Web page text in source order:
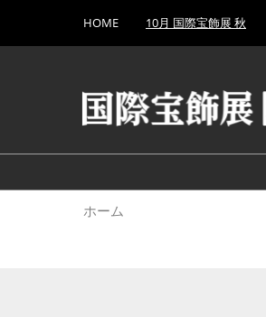
キ
し
て
to
HOME 10月 国際宝飾展 秋
ホーム